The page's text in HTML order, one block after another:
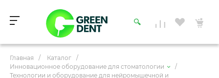
Главная / Каталог
/
Инновационное оборудование для стоматологии
/
Технологии и оборудование для нейромышечной и